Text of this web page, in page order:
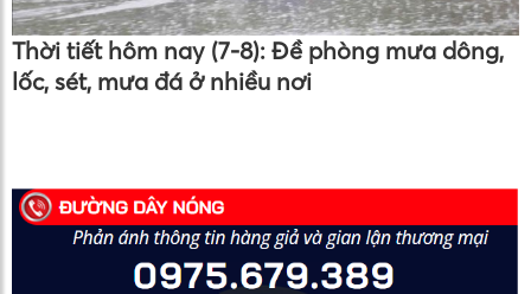
Thời tiết hôm nay (7-8): Đề phòng mưa dông,
lốc, sét, mưa đá ở nhiều nơi